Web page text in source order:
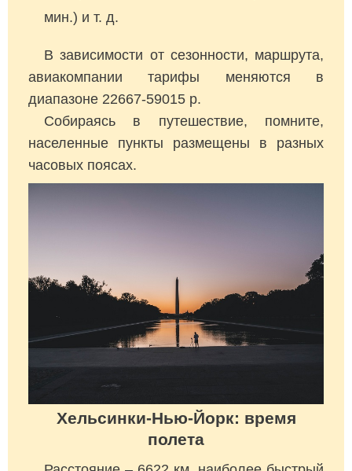
мин.) и т. д.
В зависимости от сезонности, маршрута,
авиакомпании тарифы меняются в
диапазоне 22667-59015 р.
Собираясь в путешествие, помните,
населенные пункты размещены в разных
часовых поясах.
Хельсинки-Нью-Йорк: время
полета